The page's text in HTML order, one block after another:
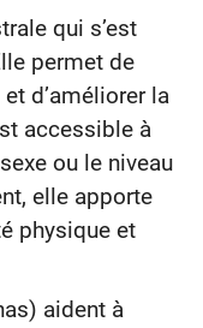
qui s’est
permet de
d’améliorer la
accessible à
ou le niveau
elle apporte
physique et
aident à